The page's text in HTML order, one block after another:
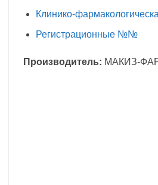
Клинико-
Регистрационные №№
Производитель: МАКИЗ-